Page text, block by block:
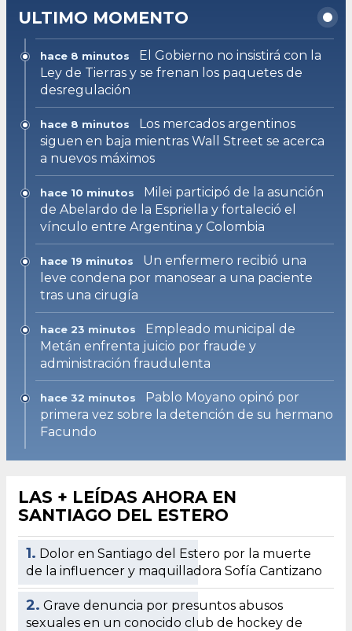
ULTIMO MOMENTO
hace 8 minutos
El Gobierno no insistirá con la
Ley de Tierras y se frenan los paquetes de
desregulación
hace 8 minutos
Los mercados argentinos
siguen en baja mientras Wall Street se acerca
a nuevos máximos
hace 10 minutos
Milei participó de la asunción
de Abelardo de la Espriella y fortaleció el
vínculo entre Argentina y Colombia
hace 19 minutos
Un enfermero recibió una
leve condena por manosear a una paciente
tras una cirugía
hace 23 minutos
Empleado municipal de
Metán enfrenta juicio por fraude y
administración fraudulenta
hace 32 minutos
Pablo Moyano opinó por
primera vez sobre la detención de su hermano
Facundo
LAS + LEÍDAS AHORA EN
SANTIAGO DEL ESTERO
1. Dolor en Santiago del Estero por la muerte
de la influencer y maquilladora Sofía Cantizano
2. Grave denuncia por presuntos abusos
sexuales en un conocido club de hockey de